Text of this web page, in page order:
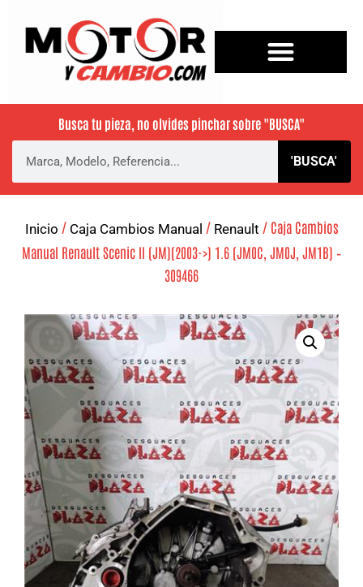
Busca tu pieza, no olvides pinchar sobre "BUSCA"
'BUSCA'
Inicio / Caja Cambios Manual / Renault / Caja Cambios
Manual Renault Scenic II (JM)(2003->) 1.6 (JM0C, JM0J, JM1B) –
309466